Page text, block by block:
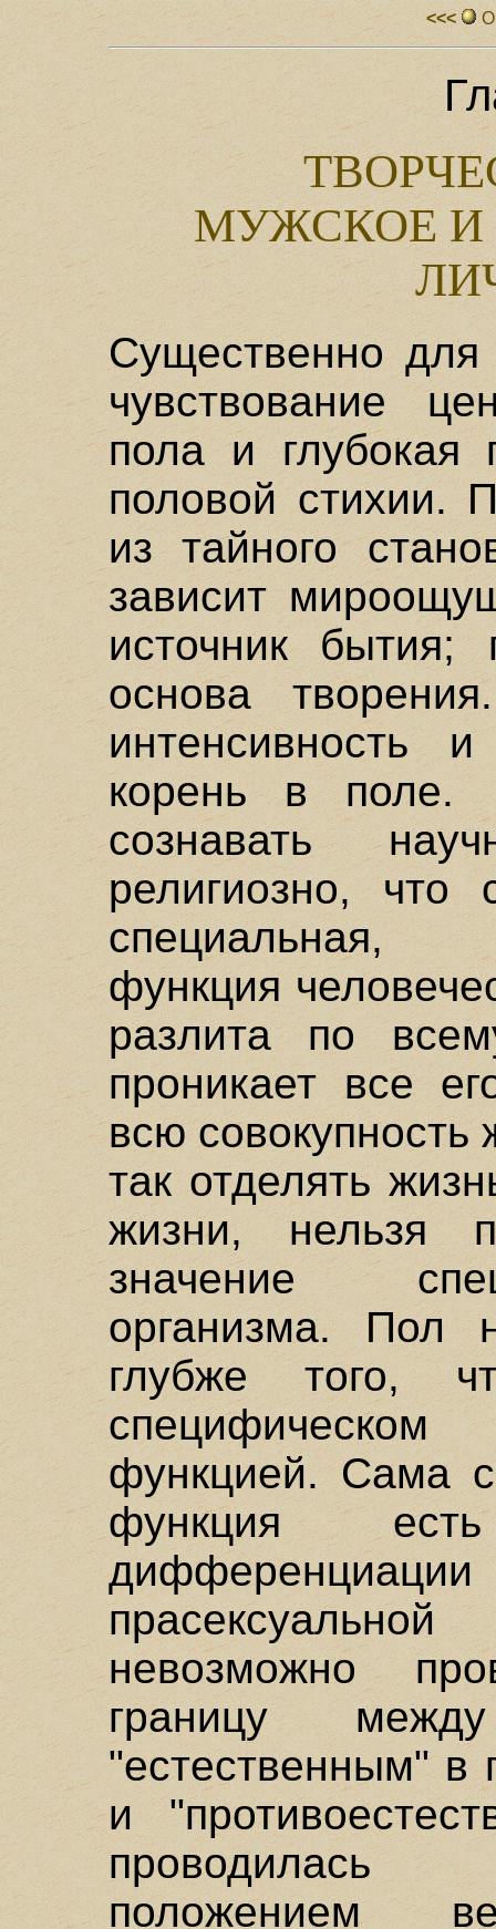
<<<
МУЖСКОЕ И
Существенно
чувствование
пола и глубокая
половой стихии.
из тайного
зависит
источник бытия;
основа
интенсивность
корень в поле.
сознавать
религиозно, что
специальная,
функция
разлита по
проникает все
всю
так отделять
жизни, нельзя
значение
организма. Пол
глубже того,
функцией. Сама
функция
невозможно
границу
"естественным"
и
проводилась
положением